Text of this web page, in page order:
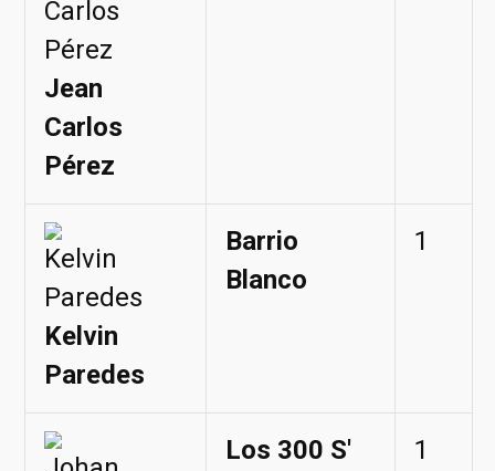
Jean
Carlos
Pérez
Kelvin
Paredes
Barrio
Blanco
1
Los 300 S' 1